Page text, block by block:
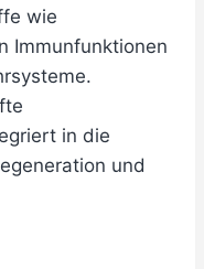
wie
Immunfunktionen
in die
und